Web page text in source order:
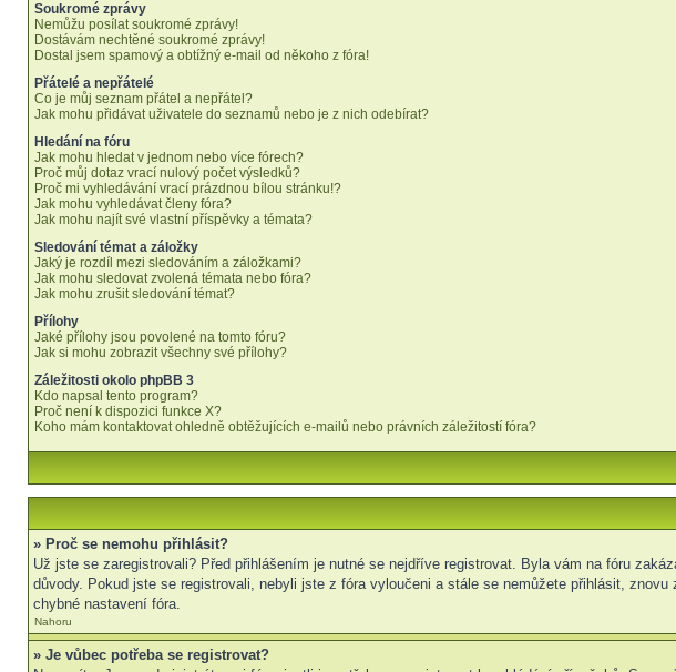
Soukromé zprávy
Nemůžu posílat soukromé zprávy!
Dostávám nechtěné soukromé zprávy!
Dostal jsem spamový a obtížný e-mail od někoho z fóra!
Přátelé a nepřátelé
Co je můj seznam přátel a nepřátel?
Jak mohu přidávat uživatele do seznamů nebo je z nich odebírat?
Hledání na fóru
Jak mohu hledat v jednom nebo více fórech?
Proč můj dotaz vrací nulový počet výsledků?
Proč mi vyhledávání vrací prázdnou bílou stránku!?
Jak mohu vyhledávat členy fóra?
Jak mohu najít své vlastní příspěvky a témata?
Sledování témat a záložky
Jaký je rozdíl mezi sledováním a záložkami?
Jak mohu sledovat zvolená témata nebo fóra?
Jak mohu zrušit sledování témat?
Přílohy
Jaké přílohy jsou povolené na tomto fóru?
Jak si mohu zobrazit všechny své přílohy?
Záležitosti okolo phpBB 3
Kdo napsal tento program?
Proč není k dispozici funkce X?
Koho mám kontaktovat ohledně obtěžujících e-mailů nebo právních záležitostí fóra?
» Proč se nemohu přihlásit?
Už jste se zaregistrovali? Před přihlášením je nutné se nejdříve registrovat. Byla vám na fóru
důvody. Pokud jste se registrovali, nebyli jste z fóra vyloučeni a stále se nemůžete přihlásit,
chybné nastavení fóra.
Nahoru
» Je vůbec potřeba se registrovat?